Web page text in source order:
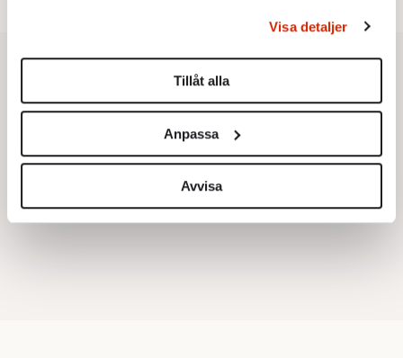
Du kan ändra eller dra tillbaka ditt samtycke när som
helst från cookie-förklaringen.
Vi använder enhetsidentifierare för att anpassa innehållet
för sociala medier och analysera vår trafik. Vi
vidarebefordrar även sådana identifierare och annan
information från din enhet till de sociala medier och
annons- och analysföretag som vi samarbetar med.
Visa detaljer
Tillåt alla
Anpassa
Avvisa